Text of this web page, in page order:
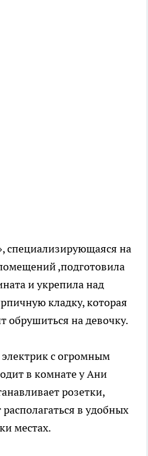
специализирующаяся на
,подготовила
и укрепила над
кладку, которая
обрушиться на девочку.
с огромным
в комнате у Ани
розетки,
в удобных
местах.